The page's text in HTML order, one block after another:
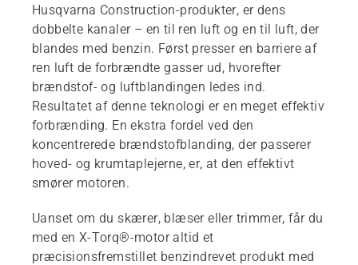
Husqvarna Construction-produkter, er dens
dobbelte kanaler – en til ren luft og en til luft, der
blandes med benzin. Først presser en barriere af
ren luft de forbrændte gasser ud, hvorefter
brændstof- og luftblandingen ledes ind.
Resultatet af denne teknologi er en meget effektiv
forbrænding. En ekstra fordel ved den
koncentrerede brændstofblanding, der passerer
hoved- og krumtaplejerne, er, at den effektivt
smører motoren.
Uanset om du skærer, blæser eller trimmer, får du
med en X-Torq®-motor altid et
præcisionsfremstillet benzindrevet produkt med